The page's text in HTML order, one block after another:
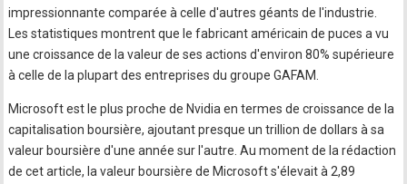
impressionnante comparée à celle d'autres géants de l'industrie.
Les statistiques montrent que le fabricant américain de puces a vu
une croissance de la valeur de ses actions d'environ 80% supérieure
à celle de la plupart des entreprises du groupe GAFAM.
Microsoft est le plus proche de Nvidia en termes de croissance de la
capitalisation boursière, ajoutant presque un trillion de dollars à sa
valeur boursière d'une année sur l'autre. Au moment de la rédaction
de cet article, la valeur boursière de Microsoft s'élevait à 2,89